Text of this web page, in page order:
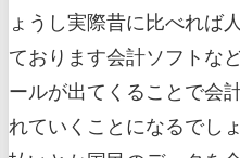
ょうし実際昔に比べれば
ております会計ソフトな
ールが出てくることで会
れていくことになるでし